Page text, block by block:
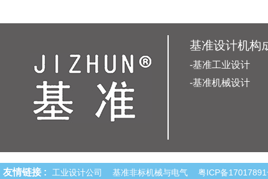
基准设计机构
-基准工业设计
-基准机械设计
友情链接 : 工业设计公司 基准非标机械与电气 粤ICP备